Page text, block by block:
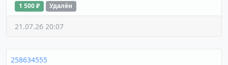
1 500 ₽ Удалён
21.07.26 20:07
258634555